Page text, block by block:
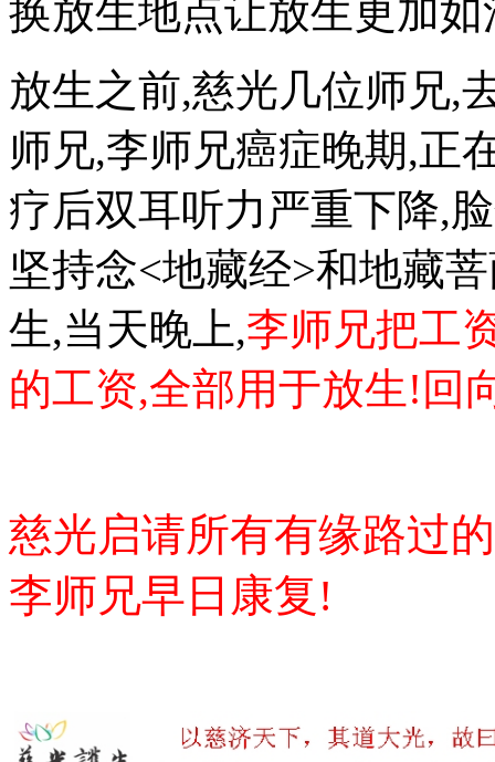
换放生地点让放生更加如
放生之前,慈光几位师兄,
师兄,李师兄癌症晚期,正
疗后双耳听力严重下降,
坚持念<地藏经>和地藏
生,当天晚上,李师兄把工
的工资,全部用于放生!回
慈光启请所有有缘路过
李师兄早日康复!